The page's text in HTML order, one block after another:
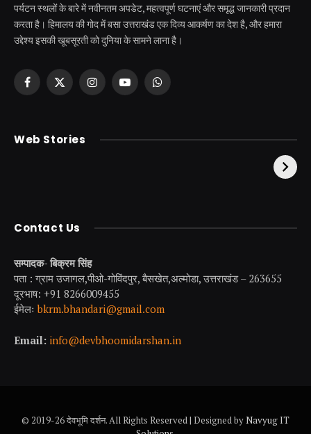
पर्यटन स्थलों के बारे में नवीनतम अपडेट, महत्वपूर्ण घटनाएं और समृद्ध जानकारी प्रदान
करता है। हिमालय की गोद में बसा उत्तराखंड एक दिव्य आकर्षण का देश है, और हमारा
उद्देश्य इसकी खूबसूरती को दुनिया के सामने लाना है।
Facebook
X
InstagramYouTubeWhatsApp
Web Stories
केदारनाथ से पहले होती है
उत्तराखंड की एक ऐसी
Contact Us
सम्पादक- बिक्रम सिंह
पता : ग्राम उजागल,पीओ-गोविंदपुर, बैसखेत,अल्मोडा, उत्तराखंड – 263655
दूरभाष: +91 8266009455
ईमेलःbkrm.bhandari@gmail.com
Email: info@devbhoomidarshan.in
© 2019-26 देवभूमि दर्शन. All Rights Reserved | Designed byNavyug IT